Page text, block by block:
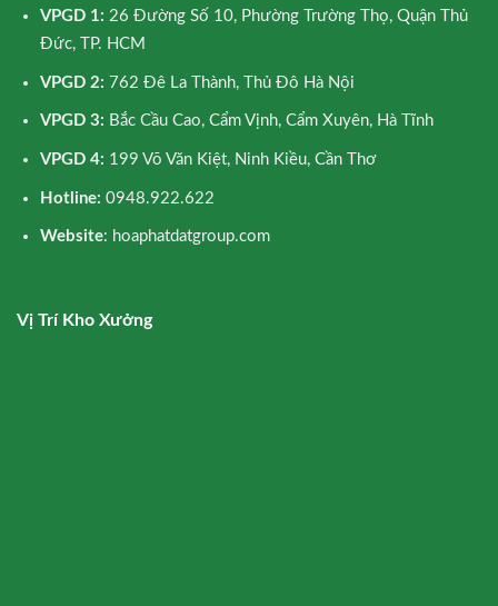
VPGD 1: 26 Đường Số 10, Phường Trường Thọ, Quận Thủ
Đức, TP. HCM
VPGD 2: 762 Đê La Thành, Thủ Đô Hà Nội
VPGD 3: Bắc Cầu Cao, Cẩm Vịnh, Cẩm Xuyên, Hà Tĩnh
VPGD 4: 199 Võ Văn Kiệt, Ninh Kiều, Cần Thơ
Hotline: 0948.922.622
Website: hoaphatdatgroup.com
Vị Trí Kho Xưởng